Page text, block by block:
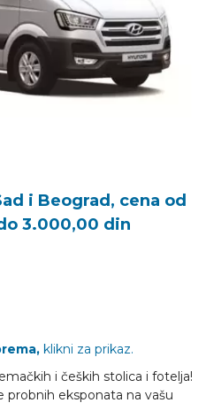
i Beograd, cena od
3.000,00 din
klikni za prikaz.
i čeških stolica i fotelja!
probnih eksponata na vašu